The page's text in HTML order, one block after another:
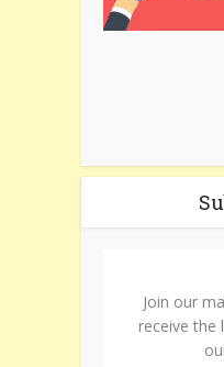
Join our
receive the